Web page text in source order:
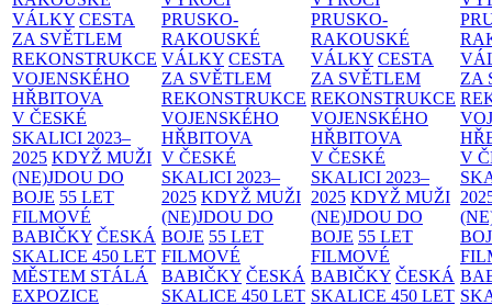
VÁLKY CESTA
ZA SVĚTLEM
REKONSTRUKCE
VOJENSKÉHO
HŘBITOVA
V ČESKÉ
SKALICI 2023–
2025 KDYŽ MUŽI
(NE)JDOU DO
BOJE 55 LET
FILMOVÉ
BABIČKY ČESKÁ
SKALICE 450 LET
MĚSTEM STÁLÁ
EXPOZICE
PRUSKO-
RAKOUSKÉ
VÁLKY CESTA
ZA SVĚTLEM
REKONSTRUKCE
VOJENSKÉHO
HŘBITOVA
V ČESKÉ
SKALICI 2023–
2025 KDYŽ MUŽI
(NE)JDOU DO
BOJE 55 LET
FILMOVÉ
BABIČKY ČESKÁ
SKALICE 450 LET
PRUSKO-
RAKOUSKÉ
VÁLKY CESTA
ZA SVĚTLEM
REKONSTRUKCE
VOJENSKÉHO
HŘBITOVA
V ČESKÉ
SKALICI 2023–
2025 KDYŽ MUŽI
(NE)JDOU DO
BOJE 55 LET
FILMOVÉ
BABIČKY ČESKÁ
SKALICE 450 LET
ZA
V